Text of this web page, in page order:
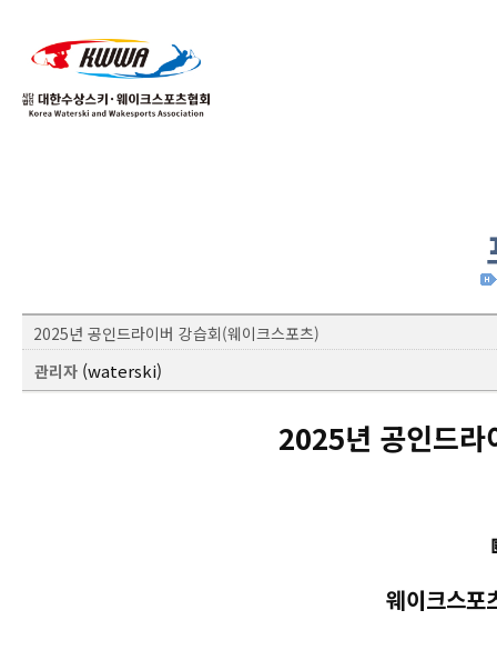
2025년 공인드라이버 강습회(웨이크스포츠)
관리자(waterski)
2025년 공인드라
웨이크스포